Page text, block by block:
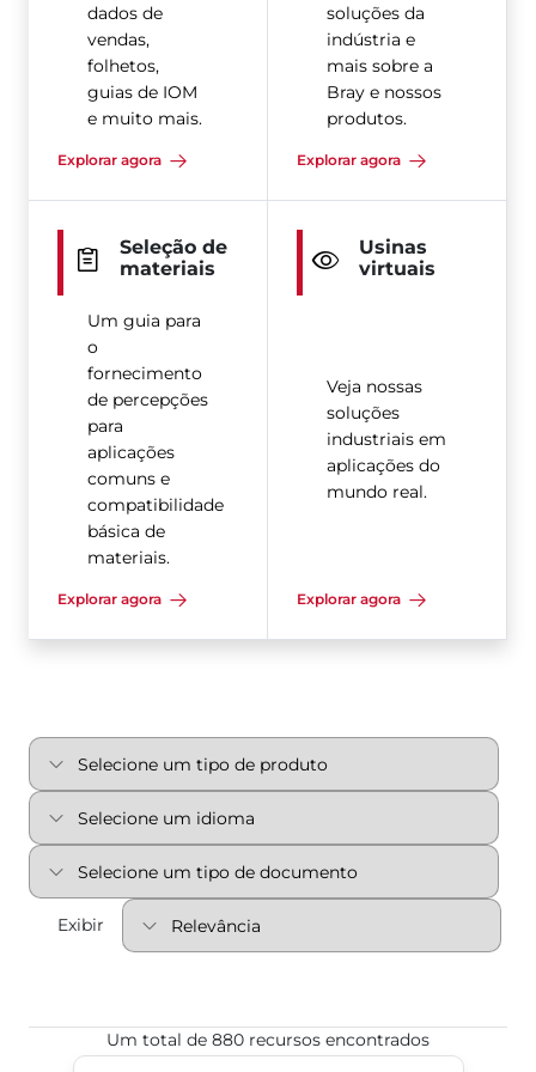
dados de
vendas,
folhetos,
guias de IOM
e muito mais.
Explorar agora
soluções da
indústria e
mais sobre a
Bray e nossos
produtos.
Explorar agora
Seleção de
materiais
Um guia para
o
fornecimento
de percepções
para
aplicações
comuns e
compatibilidade
básica de
materiais.
Explorar agora
Usinas
virtuais
Veja nossas
soluções
industriais em
aplicações do
mundo real.
Explorar agora
Exibir
Um total de 880 recursos encontrados